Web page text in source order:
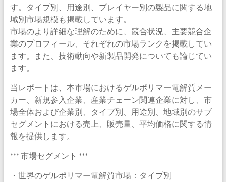
す。タイプ別、用途別、プレイヤー別の製品に関する地
域別市場規模も掲載しています。
市場のより詳細な理解のために、競合状況、主要競合企
業のプロフィール、それぞれの市場ランクを掲載してい
ます。また、技術動向や新製品開発についても論じてい
ます。
当レポートは、本市場におけるゲルポリマー電解質メー
カー、新規参入企業、産業チェーン関連企業に対し、市
場全体および企業別、タイプ別、用途別、地域別のサブ
セグメントにおける売上、販売量、平均価格に関する情
報を提供します。
*** 市場セグメント ***
・世界のゲルポリマー電解質市場：タイプ別